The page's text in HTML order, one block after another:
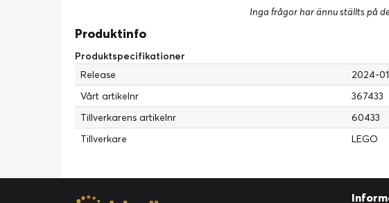
av
Inga frågor har ännu ställts på
Produktinfo
Produktspecifikationer
Release
2024-
Vårt artikelnr
367433
Tillverkarens artikelnr
60433
Tillverkare
LEGO